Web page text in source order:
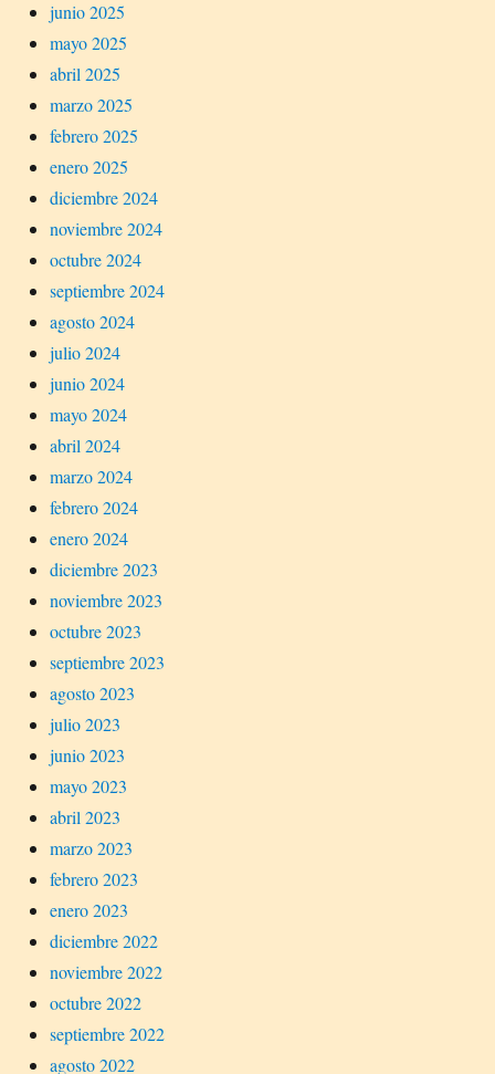
junio 2025
mayo 2025
abril 2025
marzo 2025
febrero 2025
enero 2025
diciembre 2024
noviembre 2024
octubre 2024
septiembre 2024
agosto 2024
julio 2024
junio 2024
mayo 2024
abril 2024
marzo 2024
febrero 2024
enero 2024
diciembre 2023
noviembre 2023
octubre 2023
septiembre 2023
agosto 2023
julio 2023
junio 2023
mayo 2023
abril 2023
marzo 2023
febrero 2023
enero 2023
diciembre 2022
noviembre 2022
octubre 2022
septiembre 2022
agosto 2022